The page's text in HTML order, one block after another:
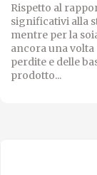
Rispetto al
significativi alla
mentre per la
ancora una volta
perdite e delle
prodotto...